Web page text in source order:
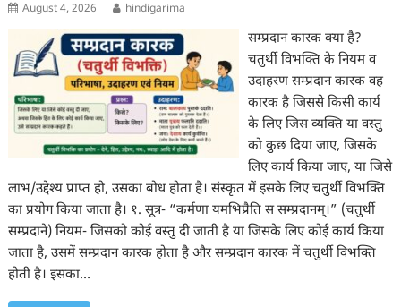
August 4, 2026 hindigarima
सम्प्रदान कारक क्या है?
चतुर्थी विभक्ति के नियम व
उदाहरण सम्प्रदान कारक वह
कारक है जिससे किसी कार्य
के लिए जिस व्यक्ति या वस्तु
को कुछ दिया जाए, जिसके
लिए कार्य किया जाए, या जिसे
लाभ/उद्देश्य प्राप्त हो, उसका बोध होता है। संस्कृत में इसके लिए चतुर्थी विभक्ति
का प्रयोग किया जाता है। १. सूत्र- “कर्मणा यमभिप्रैति स सम्प्रदानम्।” (चतुर्थी
सम्प्रदाने) नियम- जिसको कोई वस्तु दी जाती है या जिसके लिए कोई कार्य किया
जाता है, उसमें सम्प्रदान कारक होता है और सम्प्रदान कारक में चतुर्थी विभक्ति
होती है। इसका…